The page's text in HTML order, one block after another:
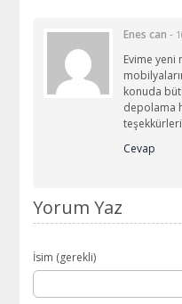
Enes can -
Evime yeni
konuda
depolama
Cevap
Yorum Yaz
İsim (gerekli)